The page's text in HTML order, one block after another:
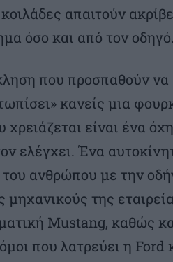
απαιτούν
όσο και από τον οδηγό.
που προσπαθούν να
κανείς μια
είναι ένα
ελέγχει. Ένα
ανθρώπου με την
της
Mustang, καθώς
που λατρεύει η Ford